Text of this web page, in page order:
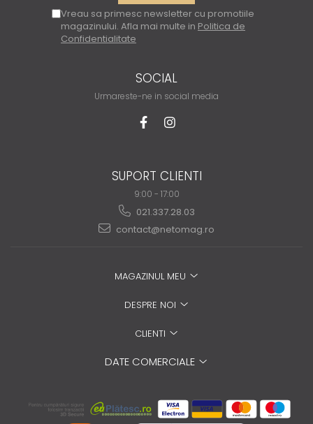
Vreau sa primesc newsletter cu promotiile
magazinului. Afla mai multe in Politica de
Confidentialitate
SOCIAL
Urmareste-ne in social media
SUPORT CLIENTI
9:00 - 17:00
021.337.28.03
contact@netomag.ro
MAGAZINUL MEU
DESPRE NOI
CLIENTI
DATE COMERCIALE